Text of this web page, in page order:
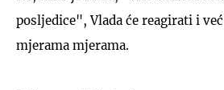
posljedice", Vlada će reagirati i
mjerama mjerama.